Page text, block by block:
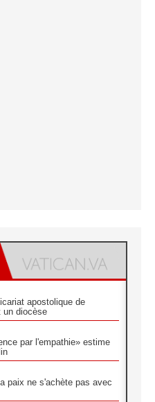
apostolique de
un diocèse
par l'empathie» estime
paix ne s'achète pas avec